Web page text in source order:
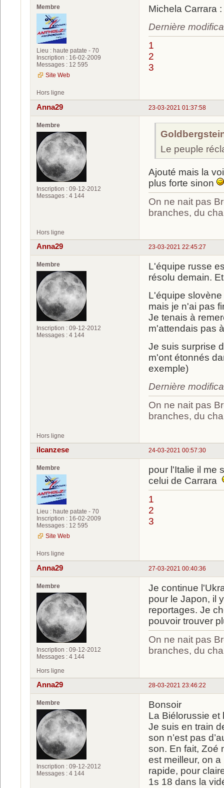
Membre
Lieu : haute patate - 70
Inscription : 16-02-2009
Messages : 12 595
Site Web
Michela Carrara :
Dernière
1
2
3
Hors ligne
23-03-2021 01:37:58
Anna29
Membre
Inscription : 09-12-2012
Messages : 4 144
Le peuple
Ajouté mais la
plus forte sinon
On ne nait pas
branches, du
Hors ligne
23-03-2021 22:45:27
Anna29
Membre
Inscription : 09-12-2012
Messages : 4 144
L'équipe russe
résolu demain.
L'équipe
mais je n'ai pas
Je tenais à
m'attendais pas
Je suis surprise
m'ont étonnés
exemple)
Dernière
On ne nait pas
branches, du
Hors ligne
24-03-2021 00:57:30
ilcanzese
Membre
Lieu : haute patate - 70
Inscription : 16-02-2009
Messages : 12 595
Site Web
pour l'Italie il me
celui de Carrara
1
2
3
Hors ligne
27-03-2021 00:40:36
Anna29
Membre
Inscription : 09-12-2012
Messages : 4 144
Je continue
pour le Japon, il
reportages. Je
pouvoir trouver
On ne nait pas
branches, du
Hors ligne
28-03-2021 23:46:22
Anna29
Membre
Inscription : 09-12-2012
Messages : 4 144
Bonsoir
La Biélorussie et
Je suis en train
son n’est pas
son. En fait, Zoé
est meilleur, on a
rapide, pour
1s 18 dans la